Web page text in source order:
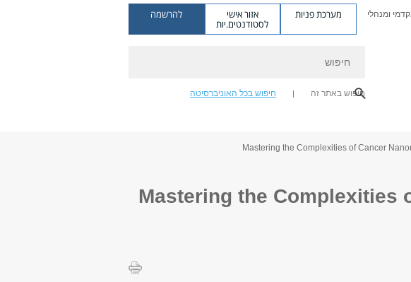
ומנהלי מערכת פניות אזור אישי
לסטודנטים.יות
להרשמה
חיפוש באתר זה חיפוש בכל האוניברסיטה
Mastering the Complexities